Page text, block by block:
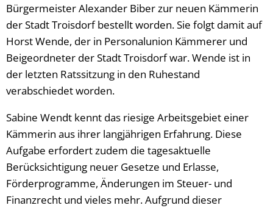
Bürgermeister Alexander Biber zur neuen Kämmerin
der Stadt Troisdorf bestellt worden. Sie folgt damit auf
Horst Wende, der in Personalunion Kämmerer und
Beigeordneter der Stadt Troisdorf war. Wende ist in
der letzten Ratssitzung in den Ruhestand
verabschiedet worden.
Sabine Wendt kennt das riesige Arbeitsgebiet einer
Kämmerin aus ihrer langjährigen Erfahrung. Diese
Aufgabe erfordert zudem die tagesaktuelle
Berücksichtigung neuer Gesetze und Erlasse,
Förderprogramme, Änderungen im Steuer- und
Finanzrecht und vieles mehr. Aufgrund dieser